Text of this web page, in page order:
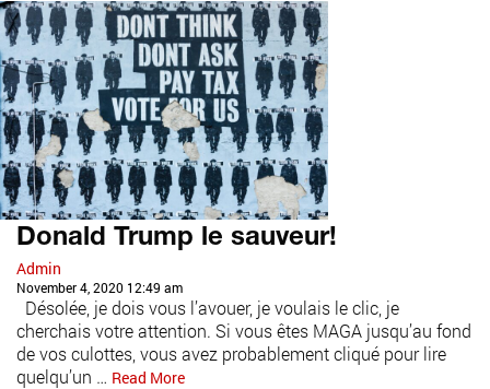
Donald Trump le sauveur!
Admin
November 4, 2020 12:49 am
Désolée, je dois vous l’avouer, je voulais le clic, je
cherchais votre attention. Si vous êtes MAGA jusqu’au fond
de vos culottes, vous avez probablement cliqué pour lire
quelqu’un … Read More